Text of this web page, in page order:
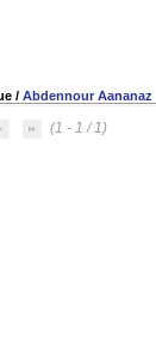
/ Abdennour Aananaz
(1 - 1 / 1)